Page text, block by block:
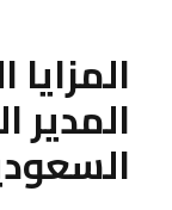
المدير